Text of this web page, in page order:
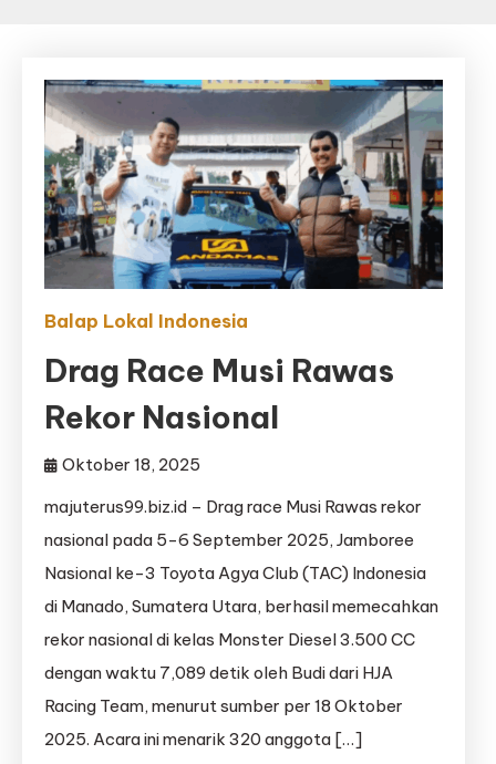
Balap Lokal Indonesia
Drag Race Musi Rawas
Rekor Nasional
Oktober 18, 2025
majuterus99.biz.id – Drag race Musi Rawas rekor
nasional pada 5-6 September 2025, Jamboree
Nasional ke-3 Toyota Agya Club (TAC) Indonesia
di Manado, Sumatera Utara, berhasil memecahkan
rekor nasional di kelas Monster Diesel 3.500 CC
dengan waktu 7,089 detik oleh Budi dari HJA
Racing Team, menurut sumber per 18 Oktober
2025. Acara ini menarik 320 anggota […]